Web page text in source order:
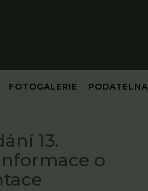
FOTOGALERIE PODATELNA
13.
o